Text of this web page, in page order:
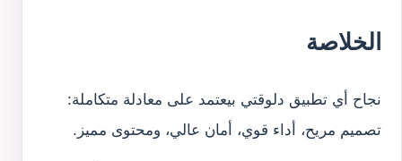
الخلاصة
نجاح أي تطبيق دلوقتي بيعتمد على معادلة متكاملة:
تصميم مريح، أداء قوي، أمان عالي، ومحتوى مميز.